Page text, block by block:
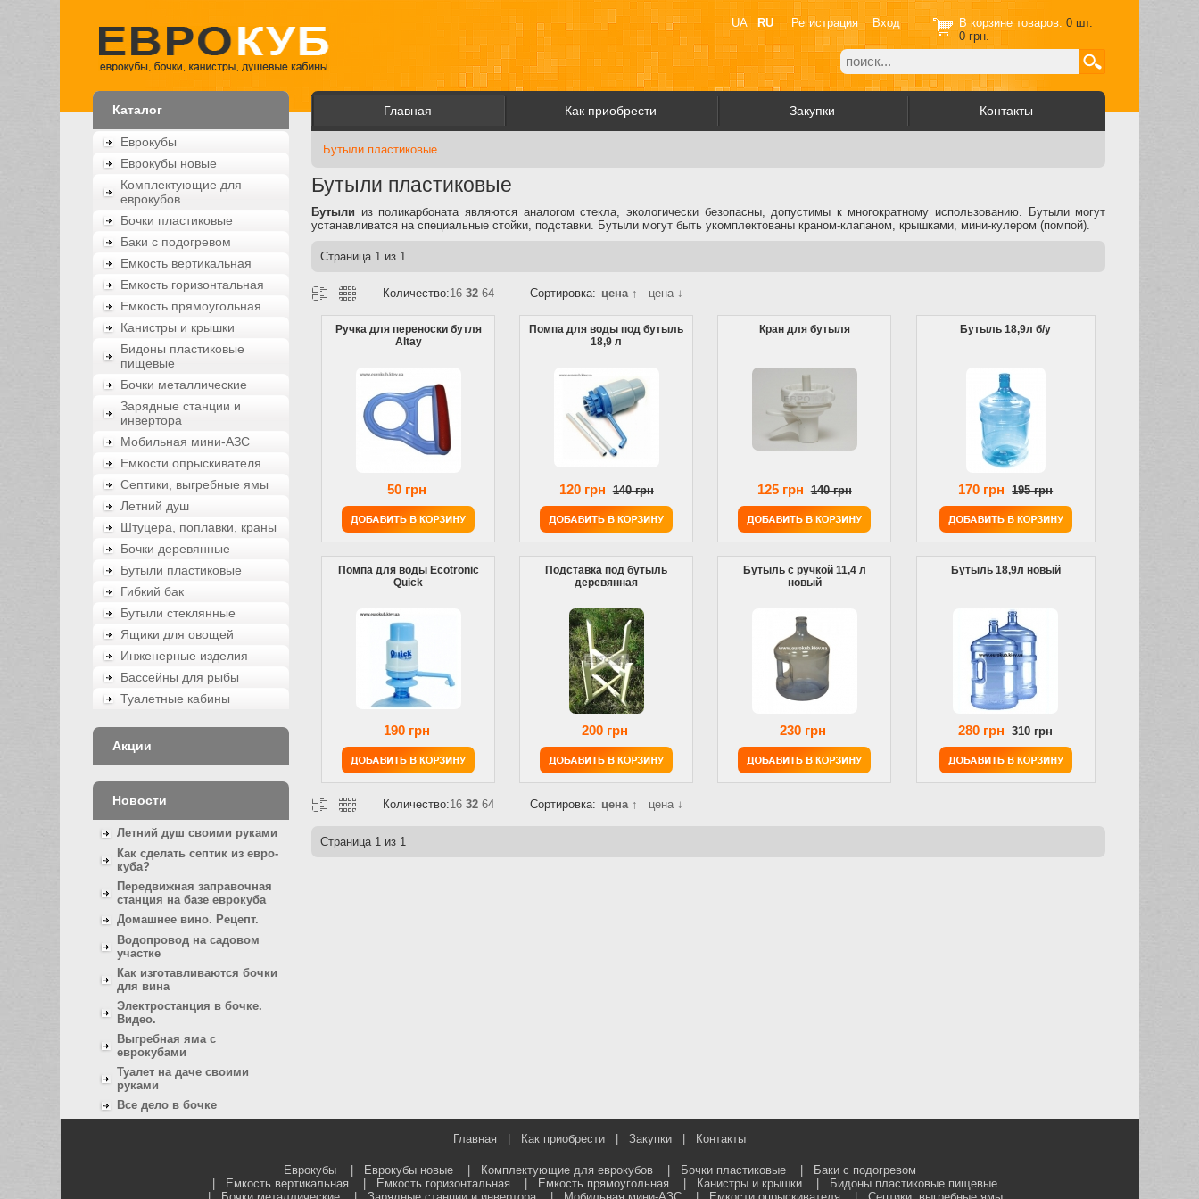
UA RU Регистрация Вход В корзине товаров:0 шт.
0 грн.
Каталог Главная Как приобрести Закупки Контакты
Еврокубы
Еврокубы новые
Комплектующие для
еврокубов
Бочки пластиковые
Баки с подогревом
Емкость вертикальная
Емкость горизонтальная
Емкость прямоугольная
Канистры и крышки
Бидоны пластиковые
пищевые
Бочки металлические
Зарядные станции и
инвертора
Мобильная мини-АЗС
Емкости опрыскивателя
Септики, выгребные ямы
Летний душ
Штуцера, поплавки, краны
Бочки деревянные
Бутыли пластиковые
Гибкий бак
Бутыли стеклянные
Ящики для овощей
Инженерные изделия
Бассейны для рыбы
Туалетные кабины
Акции
Новости
Летний душ своими руками
Как сделать септик из евро-
куба?
Передвижная заправочная
станция на базе еврокуба
Домашнее вино. Рецепт.
Водопровод на садовом
участке
Как изготавливаются бочки
для вина
Электростанция в бочке.
Видео.
Выгребная яма с
еврокубами
Туалет на даче своими
руками
Все дело в бочке
Бутыли пластиковые
Бутыли пластиковые
Бутыли из поликарбоната являются аналогом стекла, экологически безопасны, допустимы к многократному использованию. Бутыли могут
устанавливатся на специальные стойки, подставки. Бутыли могут быть укомплектованы краном-клапаном, крышками, мини-кулером (помпой).
Страница 1 из 1
Количество:16 32 64 Сортировка: цена ↑ цена ↓
Ручка для переноски бутля
Altay
50 грн
Помпа для воды под бутыль
18,9 л
120 грн 140 грн
Кран для бутыля
125 грн 140 грн
Бутыль 18,9л б/у
170 грн 195 грн
Помпа для воды Ecotronic
Quick
190 грн
Подставка под бутыль
деревянная
200 грн
Бутыль с ручкой 11,4 л
новый
230 грн
Бутыль 18,9л новый
280 грн 310 грн
Количество:16 32 64 Сортировка: цена ↑ цена ↓
Страница 1 из 1
Главная Как приобрести Закупки Контакты
Еврокубы| Еврокубы новые| Комплектующие для еврокубов| Бочки пластиковые|
Баки с подогревом
Емкость вертикальная Емкость горизонтальная Емкость прямоугольная Канистры и крышки
Бидоны пластиковые пищевые